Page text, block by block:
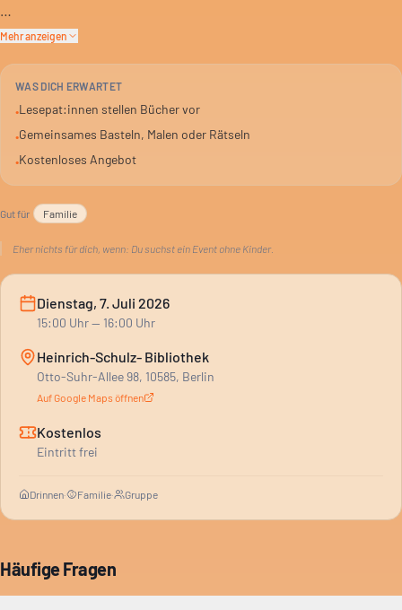
Der Club ist kostenlos. Er ist für Kinder von 8 bis 11 Jahren am
Es geht darum, spielerisch die Freude am Lesen zu entdecken.
Neue Geschichten und Medien gehören dazu. Basteln, malen
Mehr anzeigen
WAS DICH ERWARTET
•Lesepat:innen stellen Bücher vor
•Gemeinsames Basteln, Malen oder Rätseln
•Kostenloses Angebot
Gut für Familie
Eher nichts für dich, wenn: Du suchst ein Event ohne Kinder.
Dienstag, 7. Juli 2026
15:00 Uhr— 16:00 Uhr
Heinrich-Schulz- Bibliothek
Otto-Suhr-Allee 98, 10585, Berlin
Auf Google Maps öffnen
Kostenlos
Eintritt frei
Drinnen· Familie· Gruppe
Häufige Fragen